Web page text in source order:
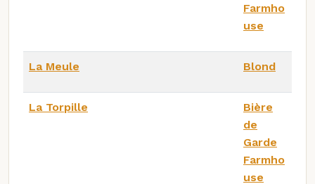
Farmho
use
La Meule Blond
La Torpille
Bière
de
Garde
Farmho
use